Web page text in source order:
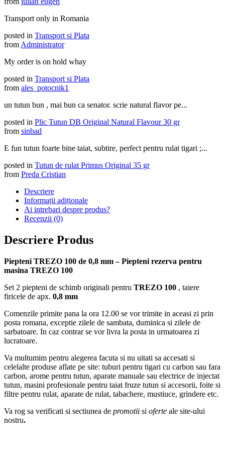
Transport only in Romania
posted in Transport si Plata
from Administrator
My order is on hold whay
posted in Transport si Plata
from ales_potocnik1
un tutun bun , mai bun ca senator. scrie natural flavor pe...
posted in Plic Tutun DB Original Natural Flavour 30 gr
from sinbad
E fun tutun foarte bine taiat, subtire, perfect pentru rulat tigari ;...
posted in Tutun de rulat Primus Original 35 gr
from Preda Cristian
Descriere
Informații adiționale
Ai intrebari despre produs?
Recenzii (0)
Descriere Produs
Piepteni TREZO 100 de 0,8 mm – Piepteni rezerva pentru
masina TREZO 100
Set 2 piepteni de schimb originali pentru TREZO 100 , taiere
firicele de apx. 0,8 mm
Comenzile primite pana la ora 12.00 se vor trimite in aceasi zi prin
posta romana, exceptie zilele de sambata, duminica si zilele de
sarbatoare. In caz contrar se vor livra la posta in urmatoarea zi
lucratoare.
Va multumim pentru alegerea facuta si nu uitati sa accesati si
celelalte produse aflate pe site: tuburi pentru tigari cu carbon sau fara
carbon, arome pentru tutun, aparate manuale sau electrice de injectat
tutun, masini profesionale pentru taiat fruze tutun si accesorii, foite si
filtre pentru rulat, aparate de rulat, tabachere, mustiuce, grindere etc.
Va rog sa verificati si sectiunea de promotii si oferte ale site-ului
nostru.